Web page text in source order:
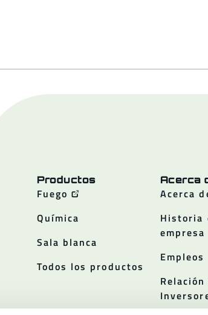
Productos
Fuego
Química
Sala blanca
Todos los productos
Acerca
Acerca
Historia
empresa
Empleos